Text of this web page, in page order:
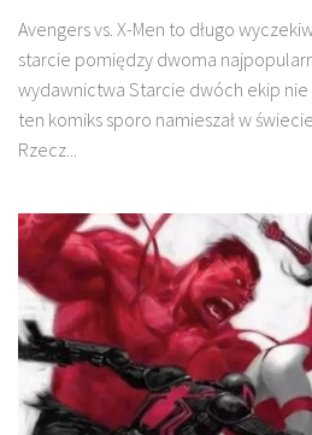
Avengers vs. X-Men to długo
starcie pomiędzy dwoma
wydawnictwa Starcie dwóch ekip nie
ten komiks sporo namieszał w
Rzecz...